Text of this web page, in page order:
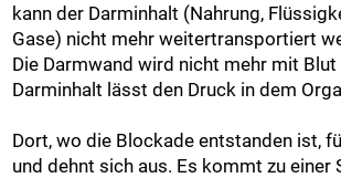
kann der Darminhalt (Nahrung,
Gase) nicht mehr weitertransportiert
Die Darmwand wird nicht mehr mit
Darminhalt lässt den Druck in dem
Dort, wo die Blockade entstanden ist,
und dehnt sich aus. Es kommt zu einer